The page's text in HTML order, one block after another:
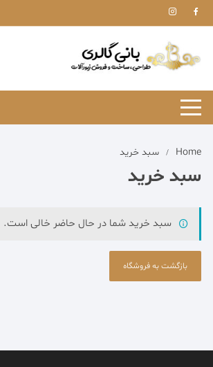
Skip
to
Home سبد خرید
سبد خرید
سبد خرید شما در حال حاضر خالی است.
بازگشت به فروشگاه